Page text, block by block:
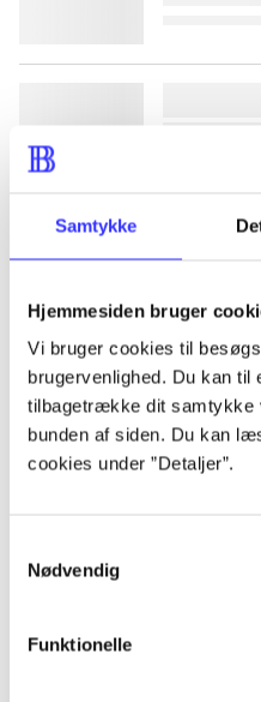
Samtykke
Hjemmesiden bruger
Vi bruger cookies til
brugervenlighed. Du kan
tilbagetrække dit samtykke
bunden af siden. Du kan
cookies under ”Detaljer”.
Nødvendig
Funktionelle
lorem
lorem
lorem
lorem
lorem
lorem
lorem
lorem
lorem
lorem
lorem